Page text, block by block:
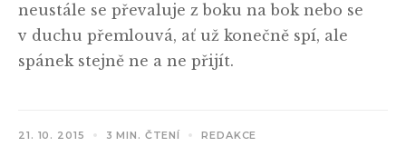
neustále se převaluje z boku na bok nebo se
v duchu přemlouvá, ať už konečně spí, ale
spánek stejně ne a ne přijít.
21. 10. 2015 3 MIN. ČTENÍ REDAKCE